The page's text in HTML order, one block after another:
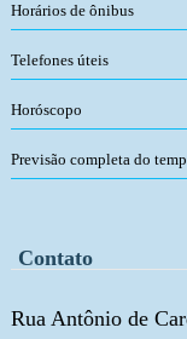
Horários de ônibus
Telefones úteis
Horóscopo
Previsão completa do
Contato
Rua Antônio de